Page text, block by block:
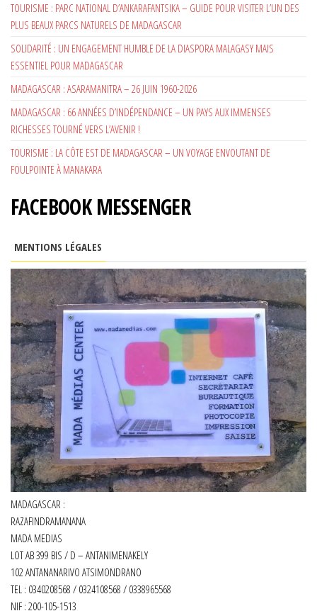
TOURISME : PARC NATIONAL D’ANKARAFANTSIKA – GUIDE POUR VISITER L’UN DES
PLUS BEAUX PARCS NATURELS DE MADAGASCAR
SOLIDARITÉ : UN ENGAGEMENT HUMBLE DE LA DIASPORA MALAGASY MAIS
ESSENTIEL POUR MADAGASCAR
MADAGASCAR : ASARAMANITRA – 26 JUIN 1960-2026
MADAGASCAR : 66 ANNÉES D’INDÉPENDANCE – UN PAYS AUX IMMENSES
RICHESSES TOURNÉ VERS L’AVENIR !
TOURISME : LA CÔTE EST DE MADAGASCAR – UN VOYAGE ENVOUTANT DE
FOULPOINTE À MANAKARA
FACEBOOK MESSENGER
MENTIONS LÉGALES
MADAGASCAR :
RAZAFINDRAMANANA
MADA MEDIAS
LOT AB 399 BIS / D – ANTANIMENAKELY
102 ANTANANARIVO ATSIMONDRANO
TEL : 0340208568 / 0324108568 / 0338965568
NIF : 200-105-1513